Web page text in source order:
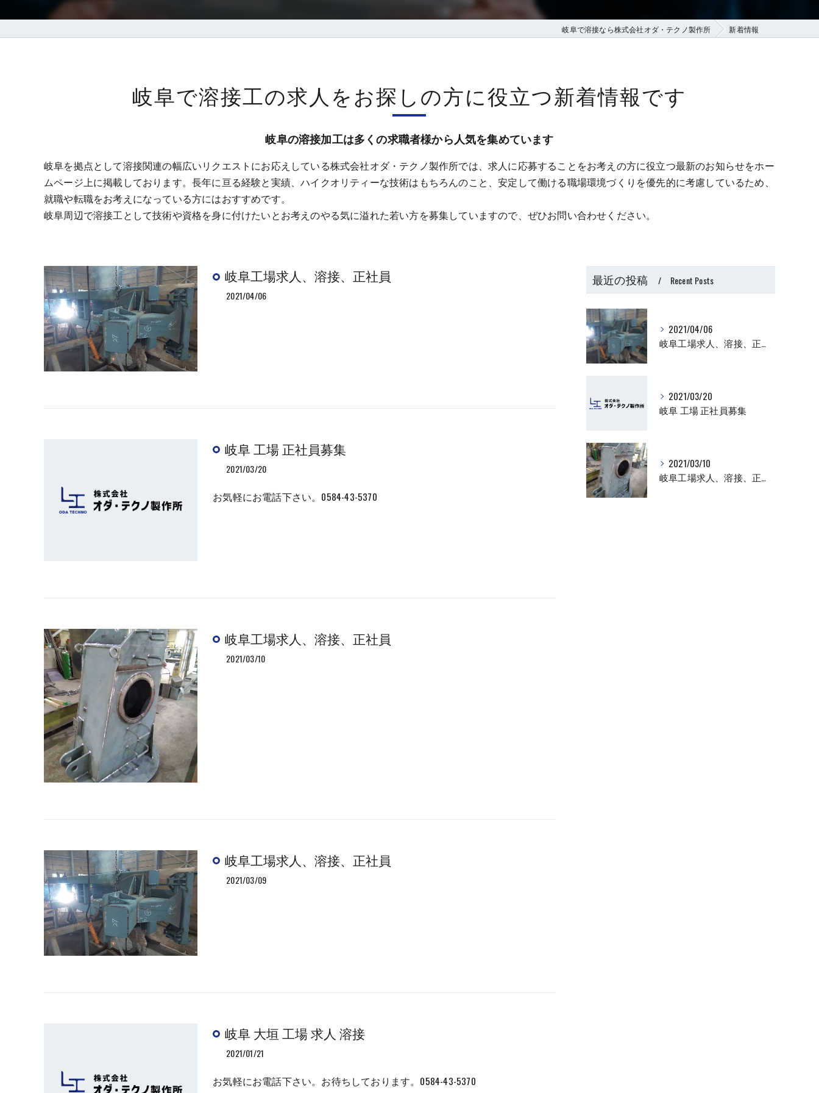
岐阜で溶接なら株式会社オダ・テクノ製作所 新着情報
岐阜で溶接工の求人をお探しの方に役立つ新着情報です
岐阜の溶接加工は多くの求職者様から人気を集めています
岐阜を拠点として溶接関連の幅広いリクエストにお応えしている株式会社オダ・テクノ製作所では、求人に応募することをお考えの方に役立つ最新のお知らせをホー
ムページ上に掲載しております。長年に亘る経験と実績、ハイクオリティーな技術はもちろんのこと、安定して働ける職場環境づくりを優先的に考慮しているため、
就職や転職をお考えになっている方にはおすすめです。
岐阜周辺で溶接工として技術や資格を身に付けたいとお考えのやる気に溢れた若い方を募集していますので、ぜひお問い合わせください。
岐阜工場求人、溶接、正社員
2021/04/06
岐阜 工場 正社員募集
2021/03/20
お気軽にお電話下さい。0584-43-5370
岐阜工場求人、溶接、正社員
2021/03/10
岐阜工場求人、溶接、正社員
2021/03/09
岐阜 大垣 工場 求人 溶接
2021/01/21
お気軽にお電話下さい。お待ちしております。0584-43-5370
最近の投稿 Recent Posts
2021/04/06
岐阜工場求人、溶接、正社員
2021/03/20
岐阜 工場 正社員募集
2021/03/10
岐阜工場求人、溶接、正社員